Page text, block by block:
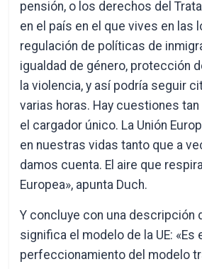
pensión, o los derechos del
en el país en el que vives en las
regulación de políticas de
igualdad de género, protección
la violencia, y así podría seguir
varias horas. Hay cuestiones
el cargador único. La Unión
en nuestras vidas tanto que a
damos cuenta. El aire que
Europea», apunta Duch.
Y concluye con una descripción
significa el modelo de la UE: «Es
perfeccionamiento del modelo